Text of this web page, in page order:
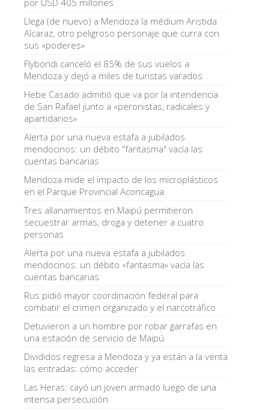
por USD 405 millones
Llega (de nuevo) a Mendoza la médium Aristida
Alcaraz, otro peligroso personaje que curra con
sus «poderes»
Flybondi canceló el 85% de sus vuelos a
Mendoza y dejó a miles de turistas varados
Hebe Casado admitió que va por la intendencia
de San Rafael junto a «peronistas, radicales y
apartidarios»
Alerta por una nueva estafa a jubilados
mendocinos: un débito "fantasma" vacía las
cuentas bancarias
Mendoza mide el impacto de los microplásticos
en el Parque Provincial Aconcagua
Tres allanamientos en Maipú permitieron
secuestrar armas, droga y detener a cuatro
personas
Alerta por una nueva estafa a jubilados
mendocinos: un débito «fantasma» vacía las
cuentas bancarias
Rus pidió mayor coordinación federal para
combatir el crimen organizado y el narcotráfico
Detuvieron a un hombre por robar garrafas en
una estación de servicio de Maipú
Divididos regresa a Mendoza y ya están a la venta
las entradas: cómo acceder
Las Heras: cayó un joven armado luego de una
intensa persecución